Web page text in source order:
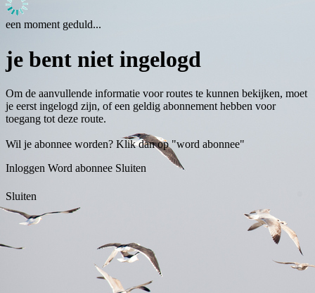
een moment geduld...
je bent niet ingelogd
Om de aanvullende informatie voor routes te kunnen bekijken, moet
je eerst ingelogd zijn, of een geldig abonnement hebben voor
toegang tot deze route.
Wil je abonnee worden? Klik dan op "word abonnee"
Inloggen Word abonnee Sluiten
Sluiten